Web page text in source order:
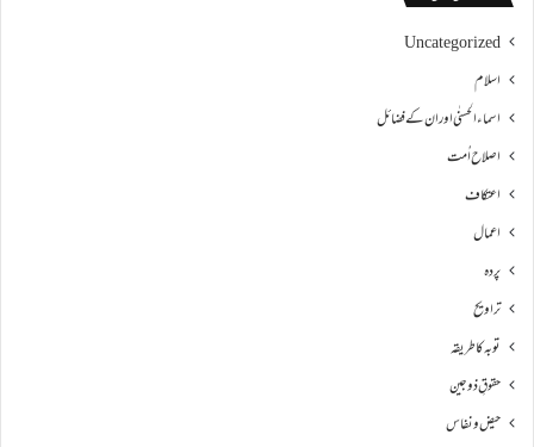
Uncategorized
اسلام
اسماءالحسنٰی اور ان کے فضائل
اصلاح اُمت
اعتکاف
اعمال
پردہ
تراویح
توبہ کا طریقہ
حقوقِ ذوجین
حیض و نفاس